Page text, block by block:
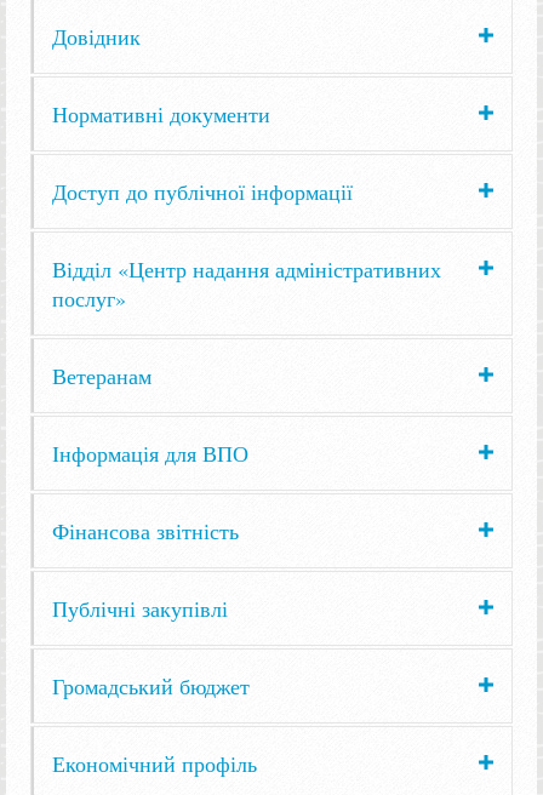
Довідник
Нормативні документи
Доступ до публічної інформації
Відділ «Центр надання адміністративних
послуг»
Ветеранам
Інформація для ВПО
Фінансова звітність
Публічні закупівлі
Громадський бюджет
Економічний профіль